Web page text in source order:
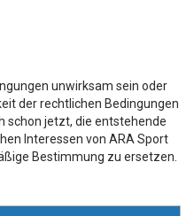
unwirksam sein oder
der rechtlichen Bedingungen
schon jetzt, die entstehende
Interessen von ARA Sport
Bestimmung zu ersetzen.